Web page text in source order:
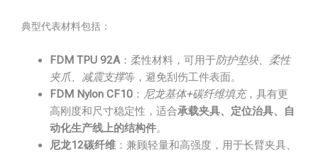
典型代表材料包括：
FDM TPU 92A：柔性材料，可用于防护垫块、柔性
夹爪、减震支撑等，避免刮伤工件表面。
FDM Nylon CF10 ： 尼龙基体+碳纤维填充，具有更
高刚度和尺寸稳定性，适合承载夹具、定位治具、自
动化生产线上的结构件。
尼龙12碳纤维 ：兼顾轻量和高强度，用于长臂夹具、